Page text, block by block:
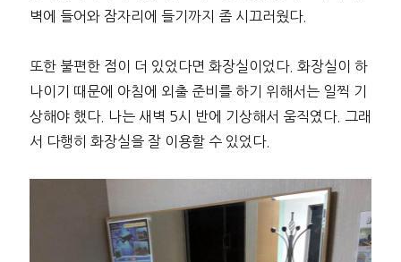
벽에 들어와 잠자리에 들기까지 좀 시끄러웠다.
또한 불편한 점이 더 있었다면 화장실이었다. 화장실이 하
나이기 때문에 아침에 외출 준비를 하기 위해서는 일찍 기
상해야 했다. 나는 새벽 5시 반에 기상해서 움직였다. 그래
서 다행히 화장실을 잘 이용할 수 있었다.